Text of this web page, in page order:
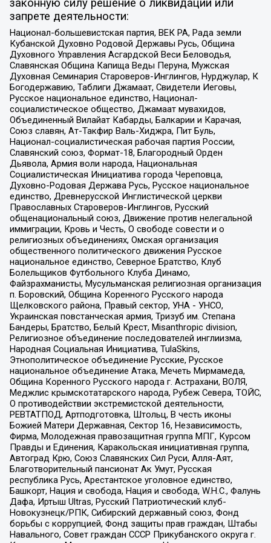
законную силу решение о ликвидации или
запрете деятельности:
Национал-большевистская партия, ВЕК РА, Рада земли
Кубанской Духовно Родовой Державы Русь, Община
Духовного Управления Асгардской Веси Беловодья,
Славянская Община Капища Веды Перуна, Мужская
Духовная Семинария Староверов-Инглингов, Нурджулар, К
Богодержавию, Таблиги Джамаат, Свидетели Иеговы,
Русское национальное единство, Национал-
социалистическое общество, Джамаат мувахидов,
Объединенный Вилайат Кабарды, Балкарии и Карачая,
Союз славян, Ат-Такфир Валь-Хиджра, Пит Буль,
Национал-социалистическая рабочая партия России,
Славянский союз, Формат-18, Благородный Орден
Дьявола, Армия воли народа, Национальная
Социалистическая Инициатива города Череповца,
Духовно-Родовая Держава Русь, Русское национальное
единство, Древнерусской Инглистической церкви
Православных Староверов-Инглингов, Русский
общенациональный союз, Движение против нелегальной
иммиграции, Кровь и Честь, О свободе совести и о
религиозных объединениях, Омская организация
общественного политического движения Русское
национальное единство, Северное Братство, Клуб
Болельщиков Футбольного Клуба Динамо,
Файзрахманисты, Мусульманская религиозная организация
п. Боровский, Община Коренного Русского народа
Щелковского района, Правый сектор, УНА - УНСО,
Украинская повстанческая армия, Тризуб им. Степана
Бандеры, Братство, Белый Крест, Misanthropic division,
Религиозное объединение последователей инглиизма,
Народная Социальная Инициатива, TulaSkins,
Этнополитическое объединение Русские, Русское
национальное объединение Атака, Мечеть Мирмамеда,
Община Коренного Русского народа г. Астрахани, ВОЛЯ,
Меджлис крымскотатарского народа, Рубеж Севера, ТОЙС,
О противодействии экстремистской деятельности,
РЕВТАТПОД, Артподготовка, Штольц, В честь иконы
Божией Матери Державная, Сектор 16, Независимость,
Фирма, Молодежная правозащитная группа МПГ, Курсом
Правды и Единения, Каракольская инициативная группа,
Автоград Крю, Союз Славянских Сил Руси, Алля-Аят,
Благотворительный пансионат Ак Умут, Русская
республика Русь, Арестантское уголовное единство,
Башкорт, Нация и свобода, Нация и свобода, W.H.С., Фалунь
Дафа, Иртыш Ultras, Русский Патриотический клуб-
Новокузнецк/РПК, Сибирский державный союз, Фонд
борьбы с коррупцией, Фонд защиты прав граждан, Штабы
Навального, Совет граждан СССР Прикубанского округа г.